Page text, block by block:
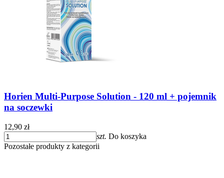
Horien Multi-Purpose Solution - 120 ml + pojemnik
na soczewki
12,90 zł
szt. Do koszyka
Pozostałe produkty z kategorii